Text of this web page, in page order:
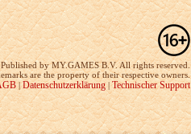
by MY.GAMES B.V. All rights reserved.
are the property of their respective owners.
|Datenschutzerklärung|Technischer Support